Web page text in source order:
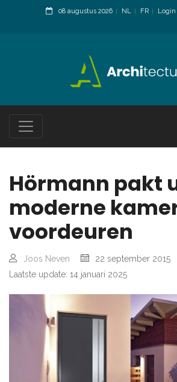
08 augustus 2026 NL FR
Login
Hörmann pakt
moderne
voordeuren
Joos Neven
22 september 2015
Laatste update: 14 januari 2025